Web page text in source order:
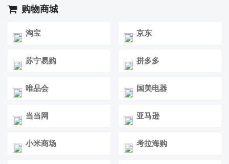
购物商城
淘宝 京东
苏宁易购 拼多多
唯品会 国美电器
当当网 亚马逊
小米商场 考拉海购